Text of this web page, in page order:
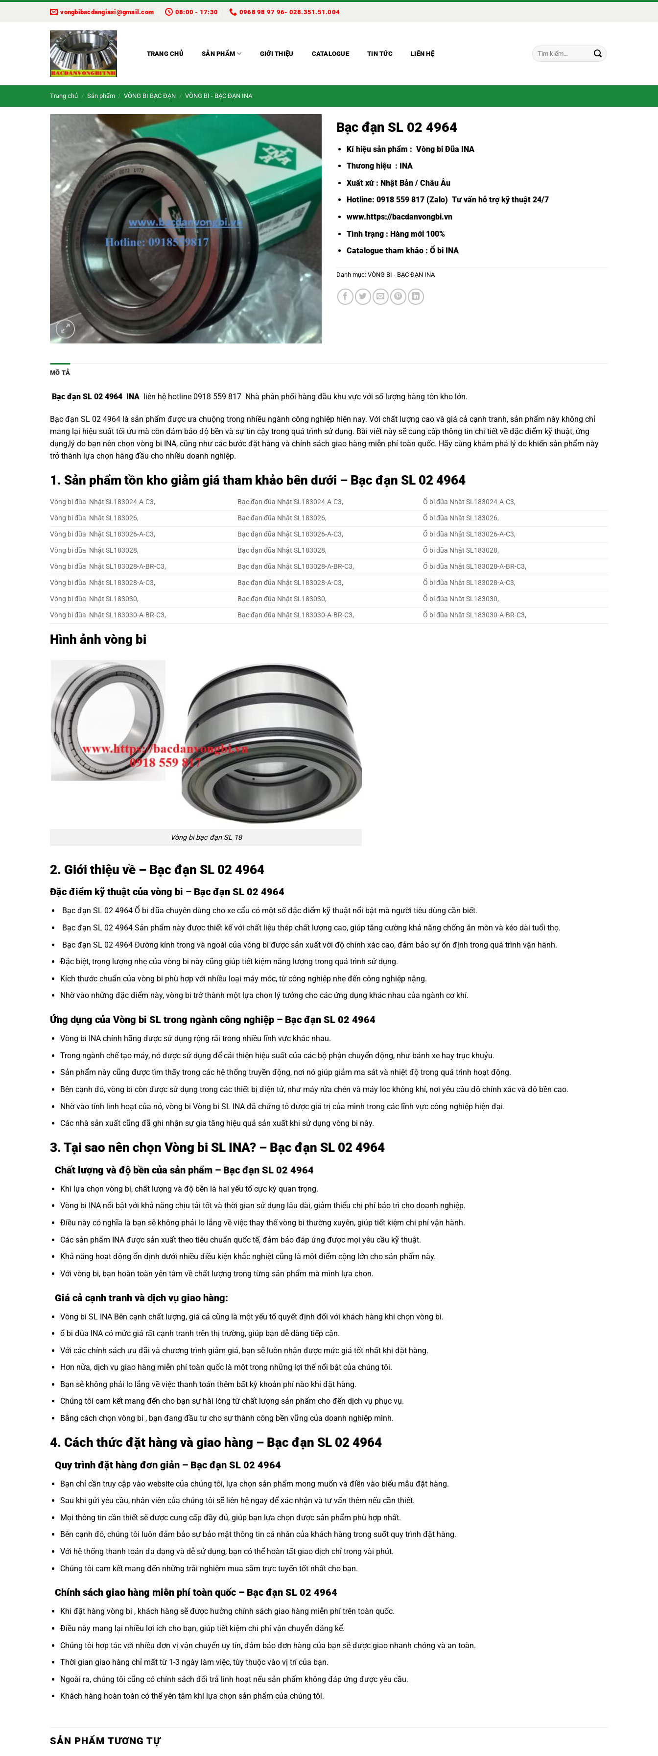
vongbibacdangiasi@gmail.com 08:00 - 17:30 0968 98 97 96- 028.351.51.004
TRANG CHỦ SẢN PHẨM GIỚI THIỆU CATALOGUE TIN TỨC LIÊN HỆ
Tìm
kiếm:
Trang chủ / Sản phẩm / VÒNG BI BẠC ĐẠN / VÒNG BI - BẠC ĐẠN INA
Bạc đạn SL 02 4964
Kí hiệu sản phẩm : Vòng bi Đũa INA
Thương hiệu : INA
Xuất xứ : Nhật Bản / Châu Âu
Hotline: 0918 559 817 (Zalo) Tư vấn hỗ trợ kỹ thuật 24/7
www.https://bacdanvongbi.vn
Tình trạng : Hàng mới 100%
Catalogue tham khảo : Ổ bi INA
Danh mục: VÒNG BI - BẠC ĐẠN INA
MÔ TẢ
Bạc đạn SL 02 4964 INA liên hệ hotline 0918 559 817 Nhà phân phối hàng đầu khu vực với số lượng hàng tôn kho lớn.
Bạc đạn SL 02 4964 là sản phẩm được ưa chuộng trong nhiều ngành công nghiệp hiện nay. Với chất lượng cao và giá cả cạnh tranh, sản phẩm này không chỉ
mang lại hiệu suất tối ưu mà còn đảm bảo độ bền và sự tin cậy trong quá trình sử dụng. Bài viết này sẽ cung cấp thông tin chi tiết về đặc điểm kỹ thuật, ứng
dụng,lý do bạn nên chọn vòng bi INA, cũng như các bước đặt hàng và chính sách giao hàng miễn phí toàn quốc. Hãy cùng khám phá lý do khiến sản phẩm này
trở thành lựa chọn hàng đầu cho nhiều doanh nghiệp.
1. Sản phẩm tồn kho giảm giá tham khảo bên dưới – Bạc đạn SL 02 4964
Vòng bi đũa Nhật SL183024-A-C3, Bạc đạn đũa Nhật SL183024-A-C3,
Ổ bi đũa Nhật SL183024-A-C3,
Vòng bi đũa Nhật SL183026,
Bạc đạn đũa Nhật SL183026,
Ổ bi đũa Nhật SL183026,
Vòng bi đũa Nhật SL183026-A-C3,
Bạc đạn đũa Nhật SL183026-A-C3,
Ổ bi đũa Nhật SL183026-A-C3,
Vòng bi đũa Nhật SL183028,
Bạc đạn đũa Nhật SL183028,
Ổ bi đũa Nhật SL183028,
Vòng bi đũa Nhật SL183028-A-BR-C3,
Bạc đạn đũa Nhật SL183028-A-BR-C3,
Ổ bi đũa Nhật SL183028-A-BR-C3,
Vòng bi đũa Nhật SL183028-A-C3,
Bạc đạn đũa Nhật SL183028-A-C3,
Ổ bi đũa Nhật SL183028-A-C3,
Vòng bi đũa Nhật SL183030,
Bạc đạn đũa Nhật SL183030,
Ổ bi đũa Nhật SL183030,
Vòng bi đũa Nhật SL183030-A-BR-C3,
Bạc đạn đũa Nhật SL183030-A-BR-C3, Ổ bi đũa Nhật SL183030-A-BR-C3,
Hình ảnh vòng bi
Vòng bi bạc đạn SL 18
2. Giới thiệu về – Bạc đạn SL 02 4964
Đặc điểm kỹ thuật của vòng bi – Bạc đạn SL 02 4964
Bạc đạn SL 02 4964 Ổ bi đũa chuyên dùng cho xe cẩu có một số đặc điểm kỹ thuật nổi bật mà người tiêu dùng cần biết.
Bạc đạn SL 02 4964 Sản phẩm này được thiết kế với chất liệu thép chất lượng cao, giúp tăng cường khả năng chống ăn mòn và kéo dài tuổi thọ.
Bạc đạn SL 02 4964 Đường kính trong và ngoài của vòng bi được sản xuất với độ chính xác cao, đảm bảo sự ổn định trong quá trình vận hành.
Đặc biệt, trọng lượng nhẹ của vòng bi này cũng giúp tiết kiệm năng lượng trong quá trình sử dụng.
Kích thước chuẩn của vòng bi phù hợp với nhiều loại máy móc, từ công nghiệp nhẹ đến công nghiệp nặng.
Nhờ vào những đặc điểm này, vòng bi trở thành một lựa chọn lý tưởng cho các ứng dụng khác nhau của ngành cơ khí.
Ứng dụng của Vòng bi SL trong ngành công nghiệp – Bạc đạn SL 02 4964
Vòng bi INAchính hãng được sử dụng rộng rãi trong nhiều lĩnh vực khác nhau.
Trong ngành chế tạo máy, nó được sử dụng để cải thiện hiệu suất của các bộ phận chuyển động, như bánh xe hay trục khuỷu.
Sản phẩm này cũng được tìm thấy trong các hệ thống truyền động, nơi nó giúp giảm ma sát và nhiệt độ trong quá trình hoạt động.
Bên cạnh đó, vòng bi còn được sử dụng trong các thiết bị điện tử, như máy rửa chén và máy lọc không khí, nơi yêu cầu độ chính xác và độ bền cao.
Nhờ vào tính linh hoạt của nó, vòng bi Vòng bi SL INA đã chứng tỏ được giá trị của mình trong các lĩnh vực công nghiệp hiện đại.
Các nhà sản xuất cũng đã ghi nhận sự gia tăng hiệu quả sản xuất khi sử dụng vòng bi này.
3. Tại sao nên chọn Vòng bi SL INA? – Bạc đạn SL 02 4964
Chất lượng và độ bền của sản phẩm – Bạc đạn SL 02 4964
Khi lựa chọn vòng bi, chất lượng và độ bền là hai yếu tố cực kỳ quan trọng.
Vòng bi INA nổi bật với khả năng chịu tải tốt và thời gian sử dụng lâu dài, giảm thiểu chi phí bảo trì cho doanh nghiệp.
Điều này có nghĩa là bạn sẽ không phải lo lắng về việc thay thế vòng bi thường xuyên, giúp tiết kiệm chi phí vận hành.
Các sản phẩm INA được sản xuất theo tiêu chuẩn quốc tế, đảm bảo đáp ứng được mọi yêu cầu kỹ thuật.
Khả năng hoạt động ổn định dưới nhiều điều kiện khắc nghiệt cũng là một điểm cộng lớn cho sản phẩm này.
Với vòng bi, bạn hoàn toàn yên tâm về chất lượng trong từng sản phẩm mà mình lựa chọn.
Giá cả cạnh tranh và dịch vụ giao hàng:
Vòng bi SL INA Bên cạnh chất lượng, giá cả cũng là một yếu tố quyết định đối với khách hàng khi chọn vòng bi.
ổ bi đũa INA có mức giá rất cạnh tranh trên thị trường, giúp bạn dễ dàng tiếp cận.
Với các chính sách ưu đãi và chương trình giảm giá, bạn sẽ luôn nhận được mức giá tốt nhất khi đặt hàng.
Hơn nữa, dịch vụ giao hàng miễn phí toàn quốc là một trong những lợi thế nổi bật của chúng tôi.
Bạn sẽ không phải lo lắng về việc thanh toán thêm bất kỳ khoản phí nào khi đặt hàng.
Chúng tôi cam kết mang đến cho bạn sự hài lòng từ chất lượng sản phẩm cho đến dịch vụ phục vụ.
Bằng cách chọn vòng bi , bạn đang đầu tư cho sự thành công bền vững của doanh nghiệp mình.
4. Cách thức đặt hàng và giao hàng – Bạc đạn SL 02 4964
Quy trình đặt hàng đơn giản – Bạc đạn SL 02 4964
Bạn chỉ cần truy cập vào website của chúng tôi, lựa chọn sản phẩm mong muốn và điền vào biểu mẫu đặt hàng.
Sau khi gửi yêu cầu, nhân viên của chúng tôi sẽ liên hệ ngay để xác nhận và tư vấn thêm nếu cần thiết.
Mọi thông tin cần thiết sẽ được cung cấp đầy đủ, giúp bạn lựa chọn được sản phẩm phù hợp nhất.
Bên cạnh đó, chúng tôi luôn đảm bảo sự bảo mật thông tin cá nhân của khách hàng trong suốt quy trình đặt hàng.
Với hệ thống thanh toán đa dạng và dễ sử dụng, bạn có thể hoàn tất giao dịch chỉ trong vài phút.
Chúng tôi cam kết mang đến những trải nghiệm mua sắm trực tuyến tốt nhất cho bạn.
Chính sách giao hàng miễn phí toàn quốc – Bạc đạn SL 02 4964
Khi đặt hàng vòng bi , khách hàng sẽ được hưởng chính sách giao hàng miễn phí trên toàn quốc.
Điều này mang lại nhiều lợi ích cho bạn, giúp tiết kiệm chi phí vận chuyển đáng kể.
Chúng tôi hợp tác với nhiều đơn vị vận chuyển uy tín, đảm bảo đơn hàng của bạn sẽ được giao nhanh chóng và an toàn.
Thời gian giao hàng chỉ mất từ 1-3 ngày làm việc, tùy thuộc vào vị trí của bạn.
Ngoài ra, chúng tôi cũng có chính sách đổi trả linh hoạt nếu sản phẩm không đáp ứng được yêu cầu.
Khách hàng hoàn toàn có thể yên tâm khi lựa chọn sản phẩm của chúng tôi.
SẢN PHẨM TƯƠNG TỰ